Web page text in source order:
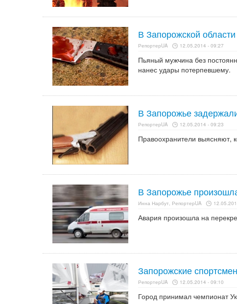
В Запорожской
РепортерUA 12.05.2014 - 09:27
Пьяный мужчина без
нанес удары потерпевшему.
В Запорожье
РепортерUA 12.05.2014 - 09:23
Правоохранители выясняют,
В Запорожье
Инна Нарбут, РепортерUA
Авария произошла на
Запорожские
РепортерUA 12.05.2014 - 09:10
Город принимал чемпионат